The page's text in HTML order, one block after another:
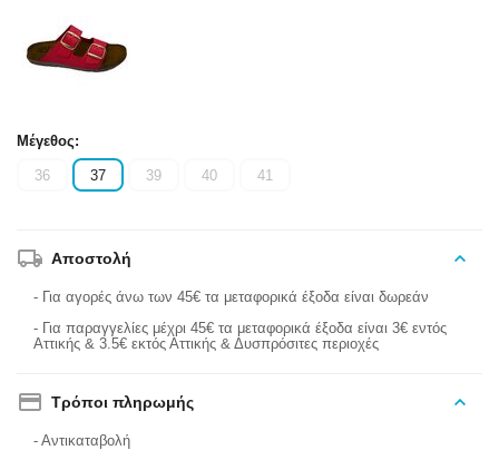
Μέγεθος:
36 37 39 40 41
Αποστολή
- Για αγορές άνω των 45€ τα μεταφορικά έξοδα είναι δωρεάν
- Για παραγγελίες μέχρι 45€ τα μεταφορικά έξοδα είναι 3€ εντός
Αττικής & 3.5€ εκτός Αττικής & Δυσπρόσιτες περιοχές
Τρόποι πληρωμής
- Αντικαταβολή